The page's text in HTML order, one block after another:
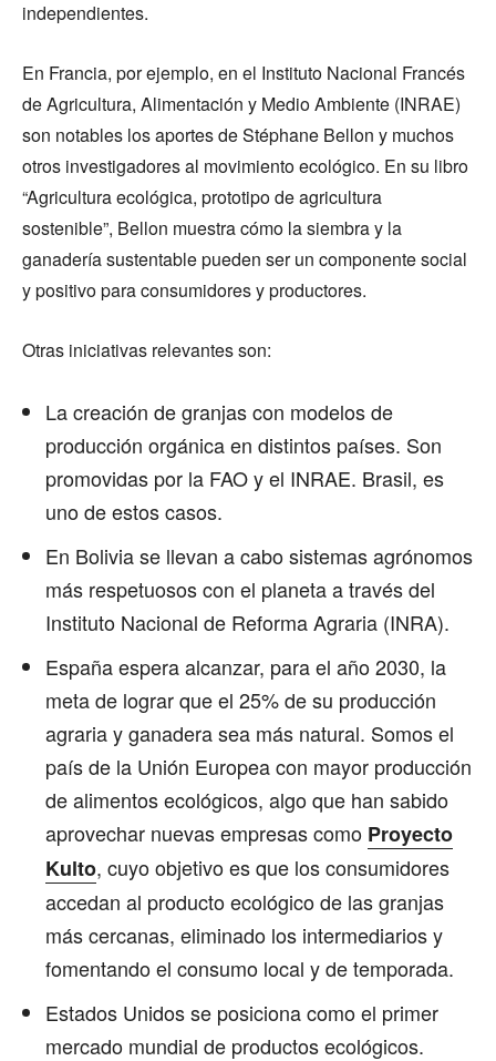
independientes.
En Francia, por ejemplo, en el Instituto Nacional Francés
de Agricultura, Alimentación y Medio Ambiente (INRAE)
son notables los aportes de Stéphane Bellon y muchos
otros investigadores al movimiento ecológico. En su libro
“Agricultura ecológica, prototipo de agricultura
sostenible”, Bellon muestra cómo la siembra y la
ganadería sustentable pueden ser un componente social
y positivo para consumidores y productores.
Otras iniciativas relevantes son:
La creación de granjas con modelos de
producción orgánica en distintos países. Son
promovidas por la FAO y el INRAE. Brasil, es
uno de estos casos.
En Bolivia se llevan a cabo sistemas agrónomos
más respetuosos con el planeta a través del
Instituto Nacional de Reforma Agraria (INRA).
España espera alcanzar, para el año 2030, la
meta de lograr que el 25% de su producción
agraria y ganadera sea más natural. Somos el
país de la Unión Europea con mayor producción
de alimentos ecológicos, algo que han sabido
aprovechar nuevas empresas como Proyecto
Kulto, cuyo objetivo es que los consumidores
accedan al producto ecológico de las granjas
más cercanas, eliminado los intermediarios y
fomentando el consumo local y de temporada.
Estados Unidos se posiciona como el primer
mercado mundial de productos ecológicos.